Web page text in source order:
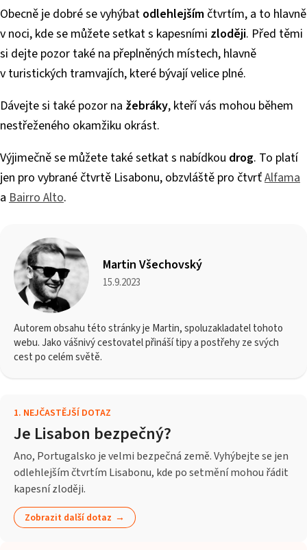
Obecně je dobré se vyhýbat odlehlejším čtvrtím, a to hlavně
v noci, kde se můžete setkat s kapesními zloději. Před těmi
si dejte pozor také na přeplněných místech, hlavně
v turistických tramvajích, které bývají velice plné.
Dávejte si také pozor na žebráky, kteří vás mohou během
nestřeženého okamžiku okrást.
Výjimečně se můžete také setkat s nabídkou drog. To platí
jen pro vybrané čtvrtě Lisabonu, obzvláště pro čtvrťAlfama
a Bairro Alto.
Martin Všechovský
15.9.2023
Autorem obsahu této stránky je Martin, spoluzakladatel tohoto
webu. Jako vášnivý cestovatel přináší tipy a postřehy ze svých
cest po celém světě.
1. NEJČASTĚJŠÍ DOTAZ
Je Lisabon bezpečný?
Ano, Portugalsko je velmi bezpečná země. Vyhýbejte se jen
odlehlejším čtvrtím Lisabonu, kde po setmění mohou řádit
kapesní zloději.
Zobrazit další dotaz